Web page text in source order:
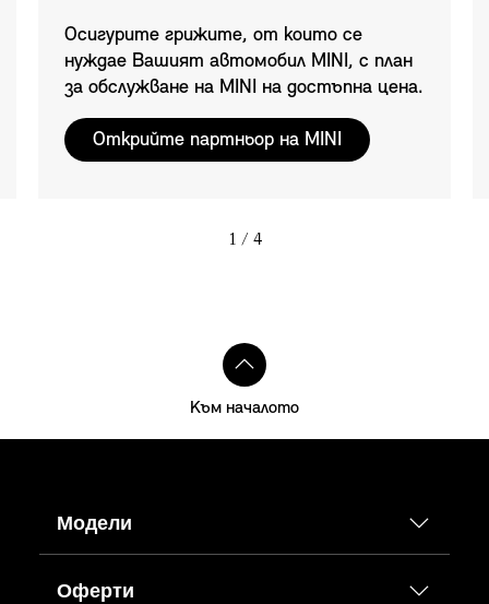
Осигурите грижите, от които се
нуждае Вашият автомобил MINI, с план
за обслужване на MINI на достъпна цена.
Открийте партньор на MINI
1 / 4
Към началото
Модели
Оферти